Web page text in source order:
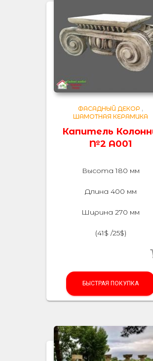
ФАСАДНЫЙ ДЕКОР ,
ШАМОТНАЯ КЕРАМИКА
Капитель
№2 А001
Высота 180 мм
Длина 400 мм
Ширина 270 мм
(41$ /25$)
БЫСТРАЯ ПОКУПКА